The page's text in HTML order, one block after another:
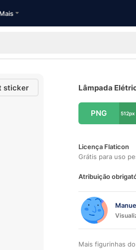
Mais
sticker Lâmpada
PNG 512px
Licença Flaticon
Grátis para uso
Atribuição
Mais figurinhas